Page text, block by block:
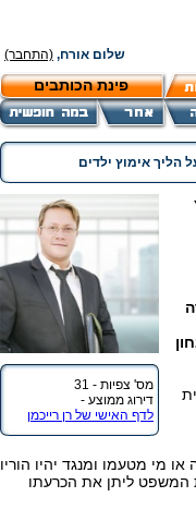
שלום אורח, (התחבר)
פינת הכותבים
הליך אימוץ ילדים
מס' צפיות - 31
דירוג ממוצע -
לדף האישי של רן רייכמן
מי מטעמו ומנגד יהיו הוריו
המשפט ליתן את הכרעתו